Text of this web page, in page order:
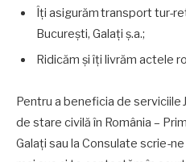
Îți asigurăm transport tur-
București, Galați ș.a.;
Ridicăm și îți livrăm actele
Pentru a beneficia de serviciile
de stare civilă în România –
Galați sau la Consulate scrie-